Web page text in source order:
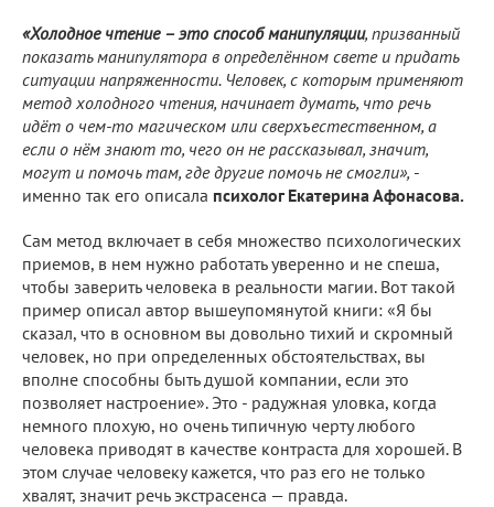
«Холодное чтение – это способ манипуляции, призванный
показать манипулятора в определённом свете и придать
ситуации напряженности. Человек, с которым применяют
метод холодного чтения, начинает думать, что речь
идёт о чем-то магическом или сверхъестественном, а
если о нём знают то, чего он не рассказывал, значит,
могут и помочь там, где другие помочь не смогли», -
именно так его описала психолог Екатерина Афонасова.
Сам метод включает в себя множество психологических
приемов, в нем нужно работать уверенно и не спеша,
чтобы заверить человека в реальности магии. Вот такой
пример описал автор вышеупомянутой книги: «Я бы
сказал, что в основном вы довольно тихий и скромный
человек, но при определенных обстоятельствах, вы
вполне способны быть душой компании, если это
позволяет настроение». Это - радужная уловка, когда
немного плохую, но очень типичную черту любого
человека приводят в качестве контраста для хорошей. В
этом случае человеку кажется, что раз его не только
хвалят, значит речь экстрасенса — правда.